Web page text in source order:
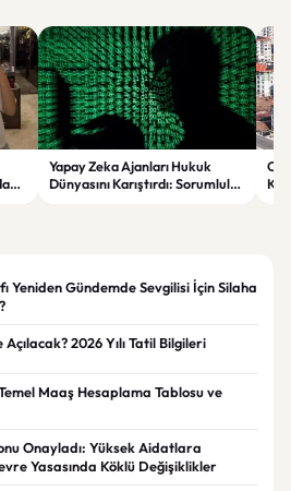
Yapay Zeka Ajanları Hukuk
Dünyasını Karıştırdı: Sorumluluk
Yeniden Gündemde Sevgilisi İçin Silaha
2026 Yılı Tatil Bilgileri
Maaş Hesaplama Tablosu ve
Onayladı: Yüksek Aidatlara
Yasasında Köklü Değişiklikler